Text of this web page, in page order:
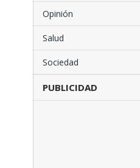
Opinión
Salud
Sociedad
PUBLICIDAD